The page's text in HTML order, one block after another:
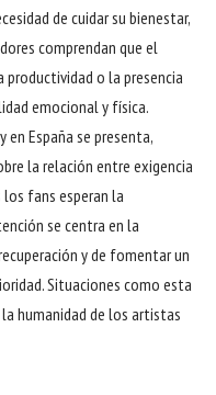
de cuidar su bienestar,
comprendan que el
o la presencia
emocional y física.
en España se presenta,
la relación entre exigencia
fans esperan la
se centra en la
y de fomentar un
Situaciones como esta
humanidad de los artistas